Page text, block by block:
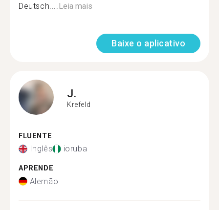
Deutsch.... Leia mais
Baixe o aplicativo
J.
Krefeld
FLUENTE
Inglês ioruba
APRENDE
Alemão